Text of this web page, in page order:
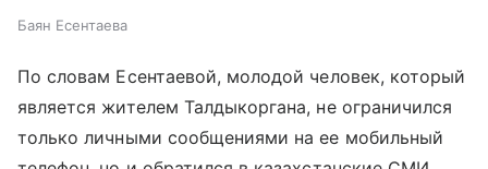
Баян Есентаева
По словам Есентаевой, молодой человек, который
является жителем Талдыкоргана, не ограничился
только личными сообщениями на ее мобильный